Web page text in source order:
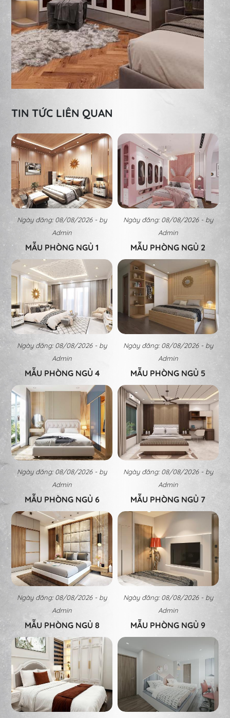
TIN TỨC LIÊN QUAN
Ngày đăng: 08/08/2026 - by
Admin
MẪU PHÒNG NGỦ 1
Ngày đăng: 08/08/2026 - by
Admin
MẪU PHÒNG NGỦ 2
Ngày đăng: 08/08/2026 - by
Admin
MẪU PHÒNG NGỦ 4
Ngày đăng: 08/08/2026 - by
Admin
MẪU PHÒNG NGỦ 5
Ngày đăng: 08/08/2026 - by
Admin
MẪU PHÒNG NGỦ 6
Ngày đăng: 08/08/2026 - by
Admin
MẪU PHÒNG NGỦ 7
Ngày đăng: 08/08/2026 - by
Admin
MẪU PHÒNG NGỦ 8
Ngày đăng: 08/08/2026 - by
Admin
MẪU PHÒNG NGỦ 9